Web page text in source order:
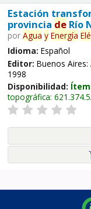
Estación
provincia deRío
por Agua y Energía
Idioma: Español
Editor: Buenos Aires:
1998
Disponibilidad:
topográfica: